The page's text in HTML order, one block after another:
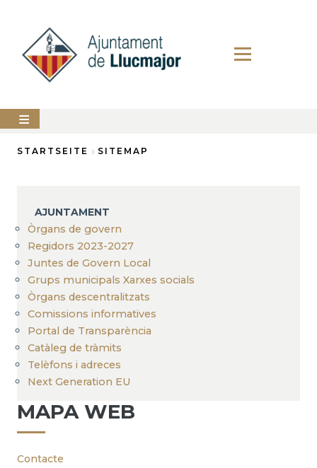
AJUNTAMENT
SERVEIS
MUNICIPALS
PERFIL
DEL
CONTRACTANT
ANUNCIS
STARTSEITE SITEMAP
AJUNTAMENT
Òrgans de govern
Regidors 2023-2027
Juntes de Govern Local
Grups municipals Xarxes socials
Òrgans descentralitzats
Comissions informatives
Portal de Transparència
Catàleg de tràmits
Telèfons i adreces
Next Generation EU
MAPA WEB
Contacte